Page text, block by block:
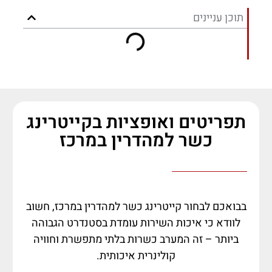
תוכן עניינים
תפריטים ואופציות בקייטרינג
כשר למהדרין במרכז
בבואכם לבחור קייטרינג כשר למהדרין במרכז, חשוב
לוודא כי איכות השירות עומדת בסטנדרט הגבוהה
ביותר – זה המערב כשרות בלתי מתפשרת וחוויה
קולינרית איכותית.